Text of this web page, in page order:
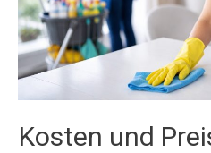
Kosten und